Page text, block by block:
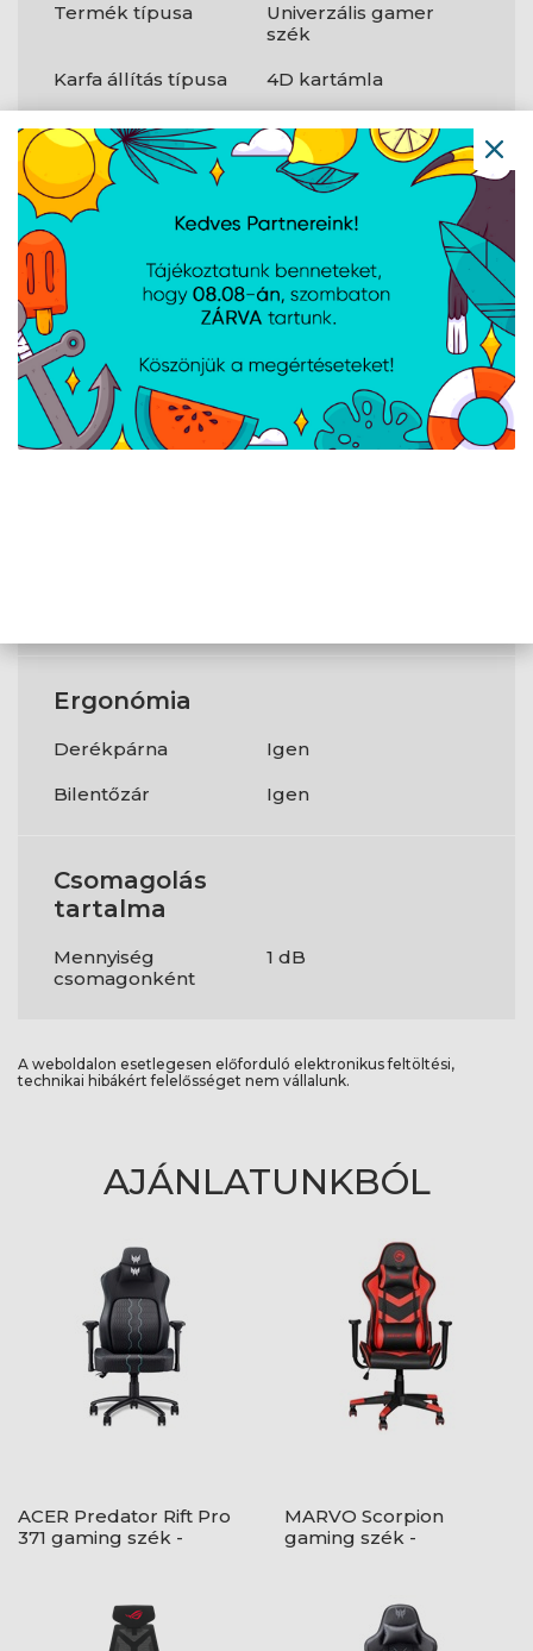
Termék típusa
Univerzális gamer
szék
Karfa állítás típusa
4D kartámla
Billenési szög
tartománya
90 - 155 °
Ergonómikus
kialakítás
Igen
Magasságállítás
Maximális
136 kg
Alapanyag
Alumínium
Kerékátmérő
60 mm
Ergonómia
Derékpárna
Igen
Bilentőzár
Igen
Csomagolás
tartalma
Mennyiség
csomagonként
1 dB
A weboldalon esetlegesen előforduló elektronikus feltöltési,
technikai hibákért felelősséget nem vállalunk.
AJÁNLATUNKBÓL
ACER Predator Rift Pro
371 gaming szék -
MARVO Scorpion
gaming szék -